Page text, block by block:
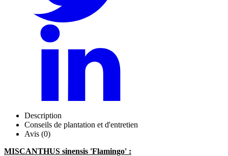
Description
Conseils de plantation et d'entretien
Avis (0)
MISCANTHUS sinensis 'Flamingo' :